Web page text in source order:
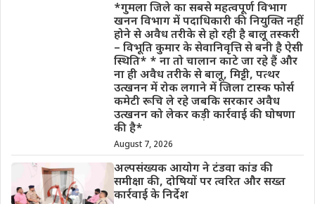
*गुमला जिले का सबसे महत्वपूर्ण विभाग
खनन विभाग में पदाधिकारी की नियुक्ति नहीं
होने से अवैध तरीके से हो रही है बालू तस्करी
– विभूति कुमार के सेवानिवृत्ति से बनी है ऐसी
स्थिति* * ना तो चालान काटे जा रहे हैं और
ना ही अवैध तरीके से बालू, मिट्टी, पत्थर
उत्खनन में रोक लगाने में जिला टास्क फोर्स
कमेटी रूचि ले रहे जबकि सरकार अवैध
उत्खनन को लेकर कड़ी कार्रवाई की घोषणा
की है*
August 7, 2026
अल्पसंख्यक आयोग ने टंडवा कांड की
समीक्षा की, दोषियों पर त्वरित और सख्त
कार्रवाई के निर्देश